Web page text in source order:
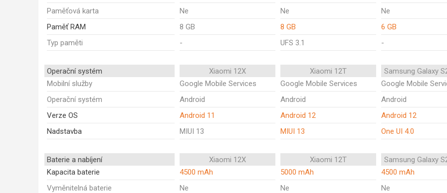
Paměťová karta
Ne Ne
Ne
Paměť RAM
8 GB 8 GB
6 GB
Typ paměti
- UFS 3.1 -
Operační systém Xiaomi 12X Xiaomi 12T
Samsung Galaxy
Mobilní služby
Google Mobile Services Google Mobile Services
Google Mobile
Operační systém
Android Android
Android
Verze OS
Android 11 Android 12
Android 12
Nadstavba
MIUI 13 MIUI 13 One UI 4.0
Baterie a nabíjení Xiaomi 12X Xiaomi 12T
Samsung Galaxy
Kapacita baterie
4500 mAh 5000 mAh
4500 mAh
Vyměnitelná baterie
Ne Ne
Ne